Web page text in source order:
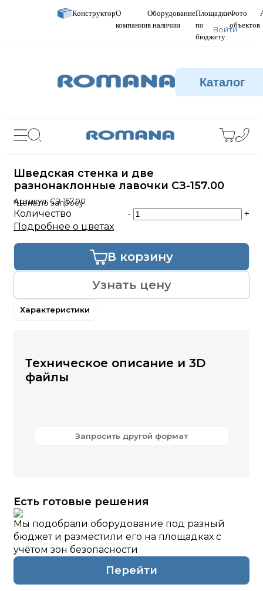
КонструкторО
компании
Оборудование
в наличии
Площадки
по
бюджету
Фото
объектов
Войти
Каталог
Характеристики
Техническое описание и 3D
файлы
Запросить другой формат
Есть готовые решения
Мы подобрали оборудование под разный
бюджет и разместили его на площадках с
учётом зон безопасности
Перейти
Шведская стенка и две
разнонаклонные лавочки СЗ-157.00
Артикул: СЗ-157.00
*Цена по запросу
Количество -
+
Подробнее о цветах
Узнать цену
В корзину